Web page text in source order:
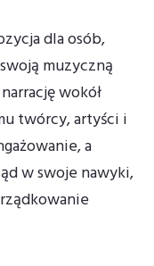
dla osób,
muzyczną
wokół
twórcy, artyści i
a
w swoje nawyki,